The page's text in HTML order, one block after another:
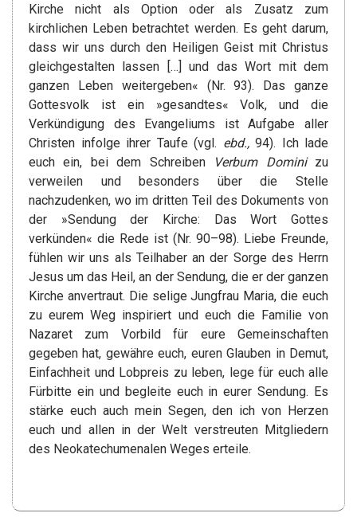
Kirche nicht als Option oder als Zusatz zum
kirchlichen Leben betrachtet werden. Es geht darum,
dass wir uns durch den Heiligen Geist mit Christus
gleichgestalten lassen […] und das Wort mit dem
ganzen Leben weitergeben« (Nr. 93). Das ganze
Gottesvolk ist ein »gesandtes« Volk, und die
Verkündigung des Evangeliums ist Aufgabe aller
Christen infolge ihrer Taufe (vgl. ebd., 94). Ich lade
euch ein, bei dem Schreiben
Verbum Domini zu
verweilen und besonders über die Stelle
nachzudenken, wo im dritten Teil des Dokuments von
der »Sendung der Kirche: Das Wort Gottes
verkünden« die Rede ist (Nr. 90–98). Liebe Freunde,
fühlen wir uns als Teilhaber an der Sorge des Herrn
Jesus um das Heil, an der Sendung, die er der ganzen
Kirche anvertraut. Die selige Jungfrau Maria, die euch
zu eurem Weg inspiriert und euch die Familie von
Nazaret zum Vorbild für eure Gemeinschaften
gegeben hat, gewähre euch, euren Glauben in Demut,
Einfachheit und Lobpreis zu leben, lege für euch alle
Fürbitte ein und begleite euch in eurer Sendung. Es
stärke euch auch mein Segen, den ich von Herzen
euch und allen in der Welt verstreuten Mitgliedern
des Neokatechumenalen Weges erteile.